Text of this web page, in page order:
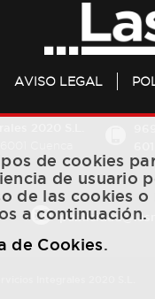
AVISO LEGAL
de cookies
de usuario
de las cookies o
a continuación.
de Cookies.